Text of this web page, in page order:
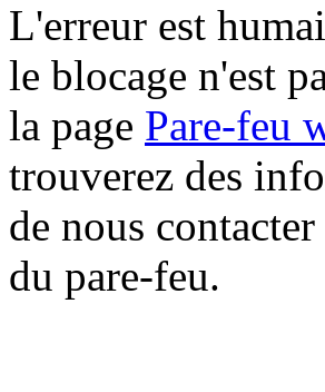
L'erreur est
le blocage n'est
la page Pare-feu
trouverez des
de nous
du pare-feu.